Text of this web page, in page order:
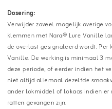
Dosering:
Verwijder zoveel mogelijk overige
klemmen met Nara® Lure Vanille
de overlast gesignaleerd wordt. Per
Vanille. De werking is minimaal 3
deze periode, of eerder indien het
niet altijd allemaal dezelfde
ander lokmiddel of lokaas indien
ratten gevangen zijn.